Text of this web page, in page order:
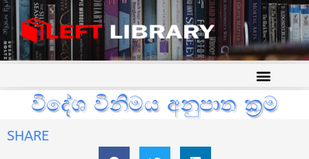
විදේශ විනිමය අනුපාත ක්‍රම
SHARE